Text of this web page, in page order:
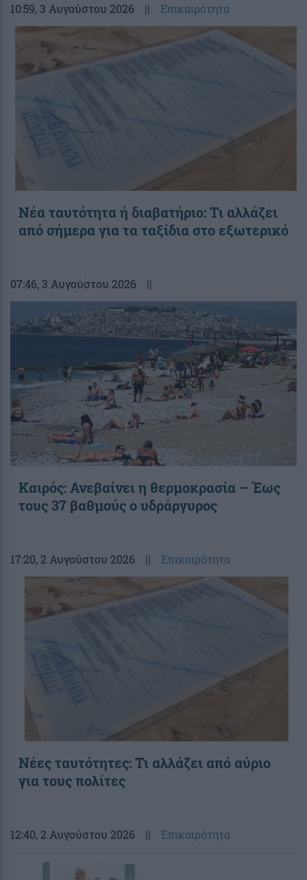
10:59, 3 Αυγούστου 2026 || Επικαιρότητα
Νέα ταυτότητα ή διαβατήριο: Τι αλλάζει
από σήμερα για τα ταξίδια στο εξωτερικό
07:46, 3 Αυγούστου 2026 ||
Καιρός: Ανεβαίνει η θερμοκρασία – Έως
τους 37 βαθμούς ο υδράργυρος
17:20, 2 Αυγούστου 2026 || Επικαιρότητα
Νέες ταυτότητες: Τι αλλάζει από αύριο
για τους πολίτες
12:40, 2 Αυγούστου 2026 || Επικαιρότητα